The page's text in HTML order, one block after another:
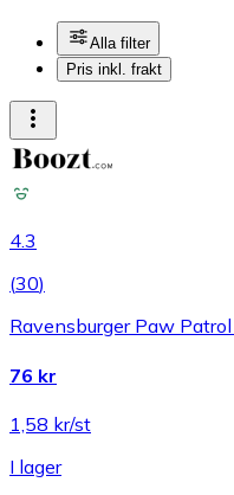
Alla filter
Pris inkl. frakt
4.3
(30)
Ravensburger Paw
76 kr
1,58 kr/st
I lager